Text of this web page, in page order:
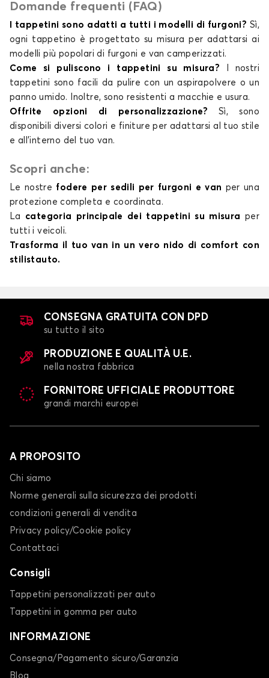
Domande frequenti (FAQ)
I tappetini sono adatti a tutti i modelli di furgoni? Sì,
ogni tappetino è progettato su misura per adattarsi ai
modelli più popolari di furgoni e van camperizzati.
Come si puliscono i tappetini su misura? I nostri
tappetini sono facili da pulire con un aspirapolvere o un
panno umido. Inoltre, sono resistenti a macchie e usura.
Offrite opzioni di personalizzazione? Sì, sono
disponibili diversi colori e finiture per adattarsi al tuo stile
e all’interno del tuo van.
Scopri anche:
Le nostre fodere per sedili per furgoni e van per una
protezione completa e coordinata.
La categoria principale dei tappetini su misura per
tutti i veicoli.
Trasforma il tuo van in un vero nido di comfort con
stilistauto.
CONSEGNA GRATUITA CON DPD
su tutto il sito
PRODUZIONE E QUALITÀ U.E.
nella nostra fabbrica
FORNITORE UFFICIALE PRODUTTORE
grandi marchi europei
A PROPOSITO
Chi siamo
Norme generali sulla sicurezza dei prodotti
condizioni generali di vendita
Privacy policy/Cookie policy
Contattaci
Consigli
Tappetini personalizzati per auto
Tappetini in gomma per auto
INFORMAZIONE
Consegna/Pagamento sicuro/Garanzia
Blog